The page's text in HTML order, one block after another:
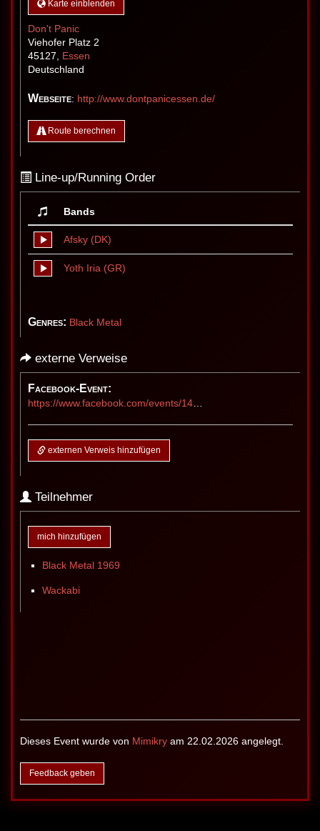
Karte einblenden
Don't Panic
Viehofer Platz 2
45127
Essen
Deutschland
Webseite: http://www.dontpanicessen.de/
Route berechnen
Line-up/Running Order
Bands
Afsky (DK)
Yoth Iria (GR)
Genres: Black Metal
externe Verweise
Facebook-Event:
https://www.facebook.com/events/1426969265816390
externen Verweis hinzufügen
Teilnehmer
mich hinzufügen
Black Metal 1969
Wackabi
Dieses Event wurde von Mimikry am 22.02.2026 angelegt.
Feedback geben